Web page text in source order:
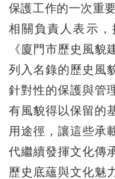
保護工作的一次重
相關負責人表示
《廈門市歷史風貌
列入名錄的歷史風
針對性的保護與管
有風貌得以保留的
用途徑，讓這些承
代繼續發揮文化傳
歷史底蘊與文化魅